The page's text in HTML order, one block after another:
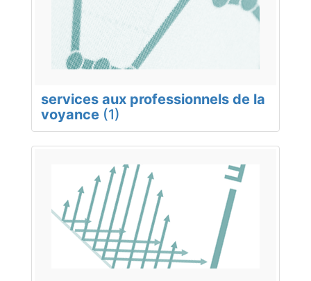
services aux professionnels de la
voyance (1)